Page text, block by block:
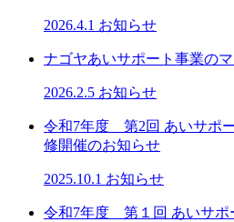
2026.4.1 お知らせ
ナゴヤあいサポート事業の
2026.2.5 お知らせ
令和7年度 第2回 あいサポ
修開催のお知らせ
2025.10.1 お知らせ
令和7年度 第１回 あいサポ